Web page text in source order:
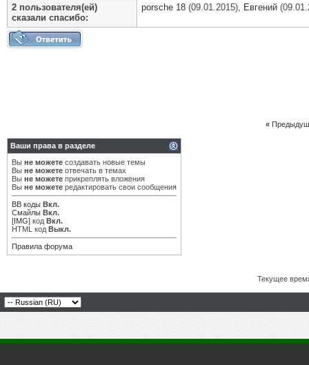
2 пользователя(ей)
сказали cпасибо:
porsche 18 (09.01.2015), Евгений
«
Ваши права в разделе
Вы не можете создавать новые темы
Вы не можете отвечать в темах
Вы не можете прикреплять вложения
Вы не можете редактировать свои сообщения
BB коды Вкл.
Смайлы Вкл.
[IMG] код Вкл.
HTML код Выкл.
Правила форума
Текущее